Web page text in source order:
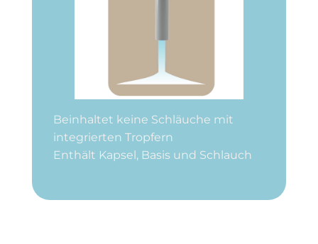
Beinhaltet keine Schläuche mit
integrierten Tropfern
Enthält Kapsel, Basis und Schlauch